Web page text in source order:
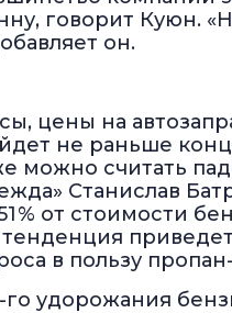
говорит Куюн.
он.
цены на
не раньше
можно считать
Станислав
% от стоимости
тенденция
в пользу
го удорожания